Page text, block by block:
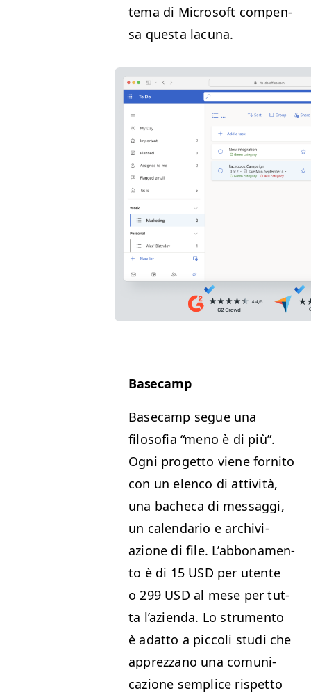
tema di Microsoft com­pen­
sa ques­ta lacuna.
Base­camp
Base­camp segue una
filosofia “meno è di più”.
Ogni prog­et­to viene for­ni­to
con un elen­co di attiv­ità,
una bacheca di mes­sag­gi,
un cal­en­dario e archivi­
azione di file. L’ab­bona­men­
to è di 15 USD per utente
o 299 USD al mese per tut­
ta l’azien­da. Lo stru­men­to
è adat­to a pic­coli stu­di che
apprez­zano una comu­ni­
cazione sem­plice rispet­to